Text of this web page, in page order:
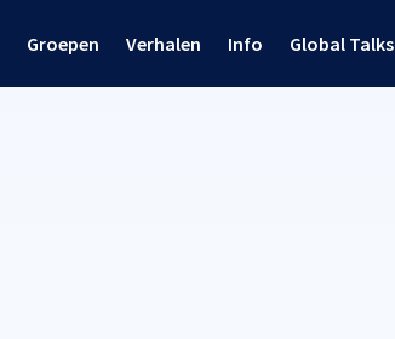
Groepen Verhalen Info Global Talks